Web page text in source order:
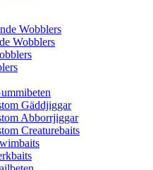
Wobblers
Wobblers
Gäddjiggar
Abborrjiggar
Creaturebaits